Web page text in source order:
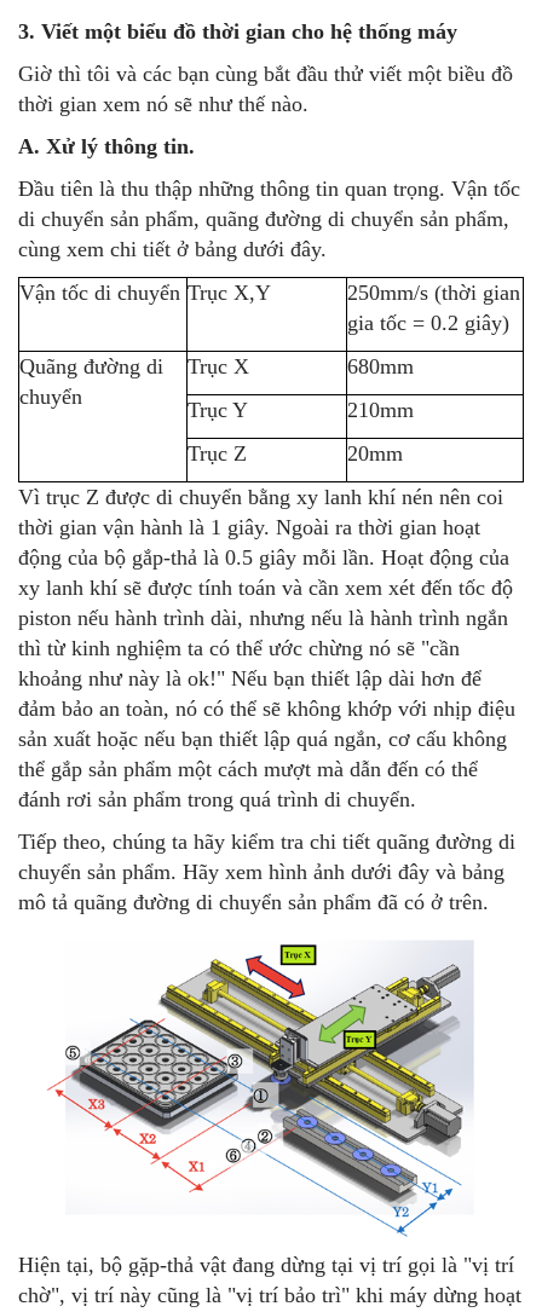
3. Viết một biểu đồ thời gian cho hệ thống máy
Giờ thì tôi và các bạn cùng bắt đầu thử viết một biều đồ
thời gian xem nó sẽ như thế nào.
A. Xử lý thông tin.
Đầu tiên là thu thập những thông tin quan trọng. Vận tốc
di chuyển sản phẩm, quãng đường di chuyển sản phẩm,
cùng xem chi tiết ở bảng dưới đây.
Vận tốc di chuyển Trục X,Y
250mm/s (thời gian
gia tốc = 0.2 giây)
Quãng đường di
chuyển
Trục X
680mm
Trục Y
210mm
Trục Z
20mm
Vì trục Z được di chuyển bằng xy lanh khí nén nên coi
thời gian vận hành là 1 giây. Ngoài ra thời gian hoạt
động của bộ gắp-thả là 0.5 giây mỗi lần. Hoạt động của
xy lanh khí sẽ được tính toán và cần xem xét đến tốc độ
piston nếu hành trình dài, nhưng nếu là hành trình ngắn
thì từ kinh nghiệm ta có thể ước chừng nó sẽ "cần
khoảng như này là ok!" Nếu bạn thiết lập dài hơn để
đảm bảo an toàn, nó có thể sẽ không khớp với nhịp điệu
sản xuất hoặc nếu bạn thiết lập quá ngắn, cơ cấu không
thể gắp sản phẩm một cách mượt mà dẫn đến có thể
đánh rơi sản phẩm trong quá trình di chuyển.
Tiếp theo, chúng ta hãy kiểm tra chi tiết quãng đường di
chuyển sản phẩm. Hãy xem hình ảnh dưới đây và bảng
mô tả quãng đường di chuyển sản phẩm đã có ở trên.
Hiện tại, bộ gặp-thả vật đang dừng tại vị trí gọi là "vị trí
chờ", vị trí này cũng là "vị trí bảo trì" khi máy dừng hoạt